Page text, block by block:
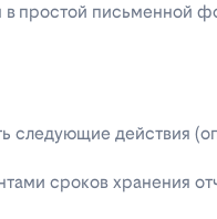
в простой письменной
следующие действия
сроков хранения